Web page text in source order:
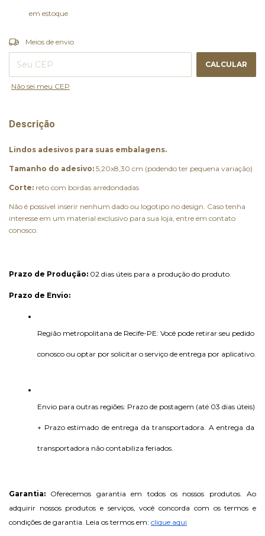
em estoque
Entregas para o CEP:
Meios de envio
CALCULAR
Não sei meu CEP
Descrição
Lindos adesivos para suas embalagens.
Tamanho do adesivo: 5,20x8,30 cm (podendo ter pequena variação)
Corte: reto com bordas arredondadas
Não é possível inserir nenhum dado ou logotipo no design. Caso tenha
interesse em um material exclusivo para sua loja, entre em contato
conosco.
Prazo de Produção: 02 dias úteis para a produção do produto.
Prazo de Envio:
Região metropolitana de Recife-PE: Você pode retirar seu pedido
conosco ou optar por solicitar o serviço de entrega por aplicativo.
Envio para outras regiões: Prazo de postagem (até 03 dias úteis)
+ Prazo estimado de entrega da transportadora. A entrega da
transportadora não contabiliza feriados.
Garantia: Oferecemos garantia em todos os nossos produtos. Ao
adquirir nossos produtos e serviços, você concorda com os termos e
condições de garantia. Leia os termos em: clique aqui